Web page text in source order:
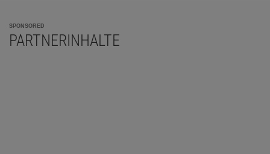
SPONSORED
PARTNERINHALTE